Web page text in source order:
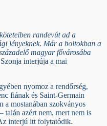
randevút ad a
lényeknek. Már a boltokban a
magyar fővárosába
interjúja a mai
nyomoz a rendőrség,
fiának és Saint-Germain
a mostanában szokványos
azért nem, mert nem is
interjú itt folytatódik.